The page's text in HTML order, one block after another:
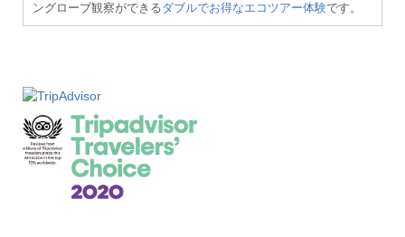
ングローブ観察ができるダブルでお得なエコツアー体験です。